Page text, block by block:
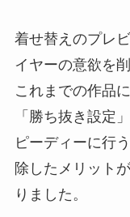
着せ替えのプレ
イヤーの意欲を
これまでの作品
「勝ち抜き設定
ピーディーに行
除したメリット
りました。